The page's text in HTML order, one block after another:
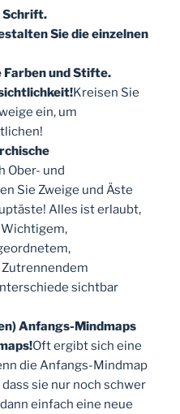
Schrift.
Sie die einzelnen
Farben und Stifte.
Kreisen Sie
ein, um
Ober- und
Sie Zweige und Äste
Alles ist erlaubt,
sichtbar
Anfangs-Mindmaps
Oft ergibt sich eine
die Anfangs-Mindmap
sie nur noch schwer
einfach eine neue